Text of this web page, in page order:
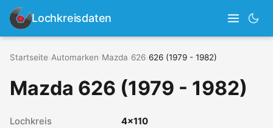
Lochkreisdaten
Startseite Automarken Mazda 626 626 (1979 - 1982)
Mazda 626 (1979 - 1982)
Lochkreis 4x110